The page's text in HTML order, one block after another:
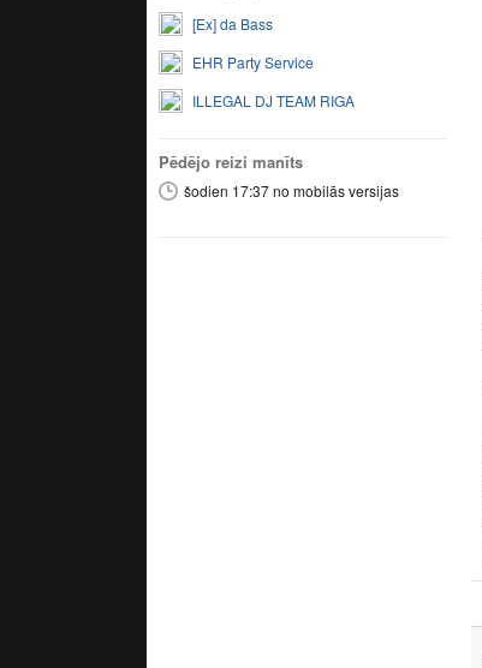
[Ex] da Bass
EHR Party Service
ILLEGAL DJ TEAM RIGA
Pēdējo reizi manīts
šodien 17:37 no mobilās versijas